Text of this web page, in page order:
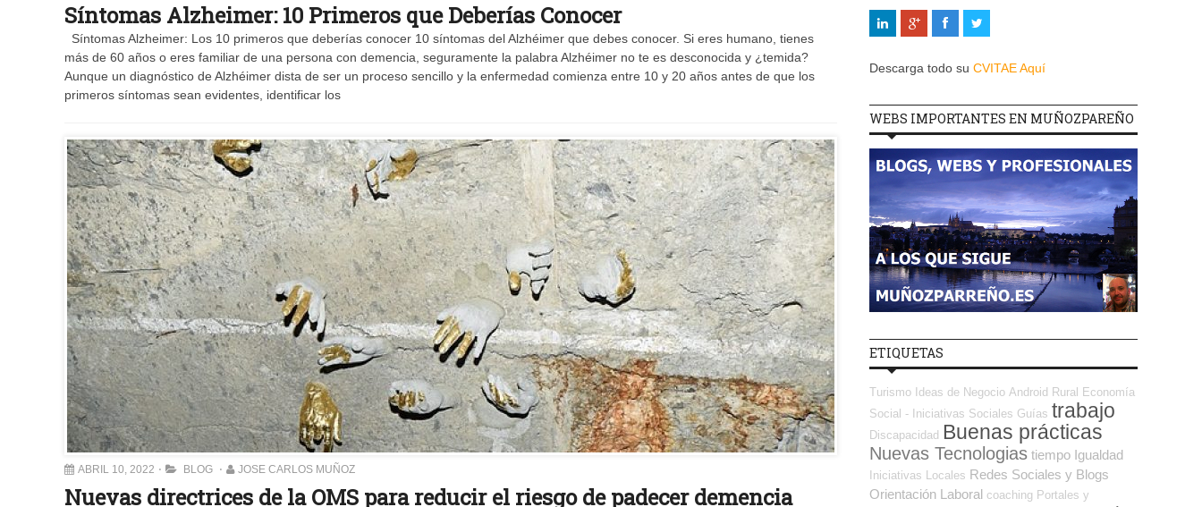
Síntomas Alzheimer: 10 Primeros que Deberías Conocer
Síntomas Alzheimer: Los 10 primeros que deberías conocer 10 síntomas del Alzhéimer que debes conocer. Si eres humano, tienes
más de 60 años o eres familiar de una persona con demencia, seguramente la palabra Alzhéimer no te es desconocida y ¿temida?
Aunque un diagnóstico de Alzhéimer dista de ser un proceso sencillo y la enfermedad comienza entre 10 y 20 años antes de que los
primeros síntomas sean evidentes, identificar los
ABRIL 10, 2022 BLOG JOSE CARLOS MUÑOZ
Nuevas directrices de la OMS para reducir el riesgo de padecer demencia
Descarga todo su CVITAE Aquí
WEBS IMPORTANTES EN MUÑOZPAREÑO
ETIQUETAS
Turismo Ideas de Negocio Android Rural
Economía
Social - Iniciativas Sociales Guías trabajo
Discapacidad Buenas prácticas
Nuevas Tecnologias tiempo Igualdad
Iniciativas Locales Redes Sociales y Blogs
Orientación Laboral coaching Portales y